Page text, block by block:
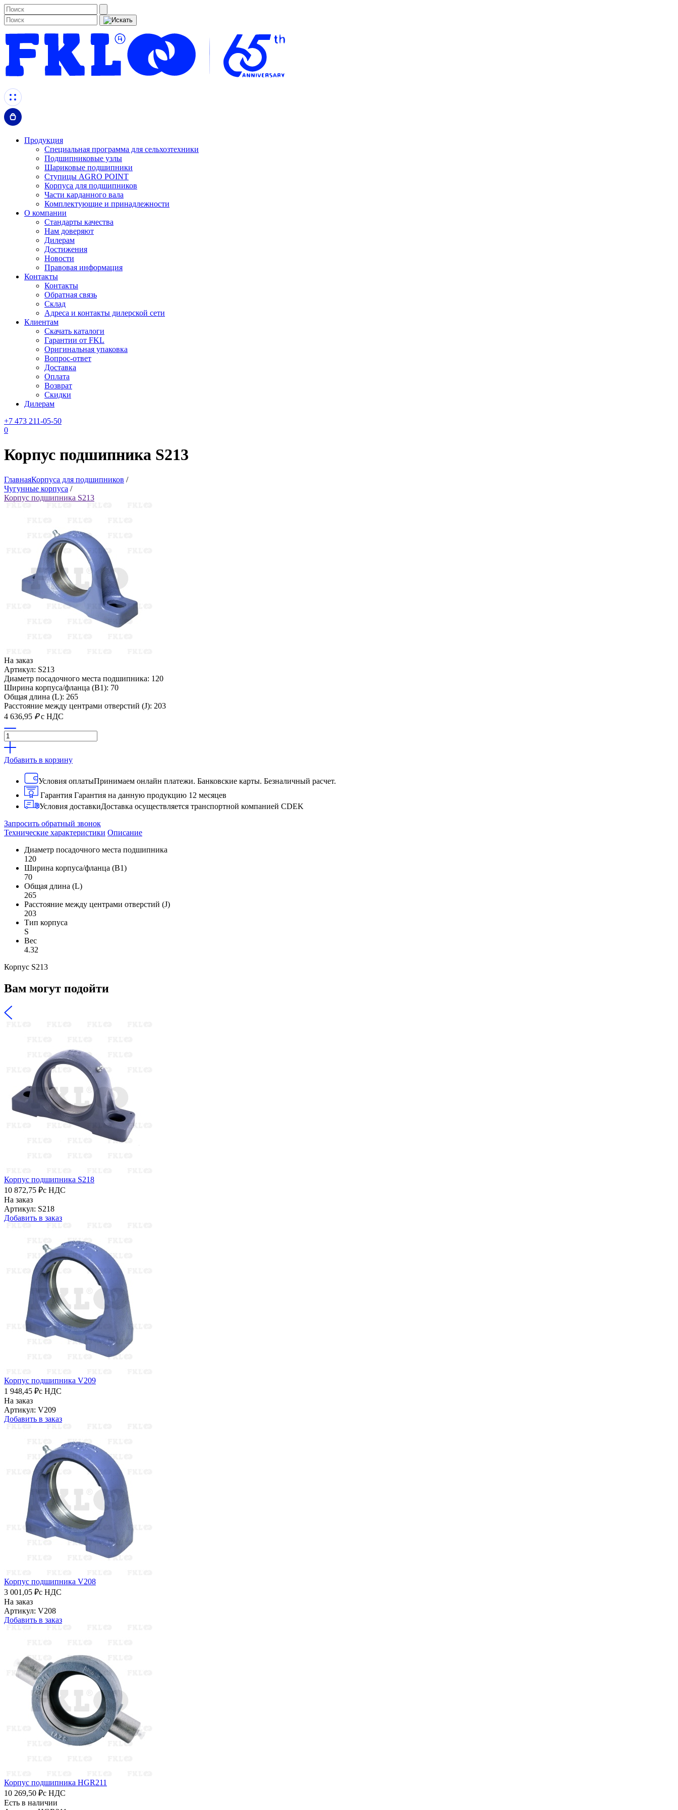
Продукция
Специальная программа для сельхозтехники
Подшипниковые узлы
Шариковые подшипники
Ступицы AGRO POINT
Корпуса для подшипников
Части карданного вала
Комплектующие и принадлежности
О компании
Стандарты качества
Нам доверяют
Дилерам
Достижения
Новости
Правовая информация
Контакты
Контакты
Обратная связь
Склад
Адреса и контакты дилерской сети
Клиентам
Скачать каталоги
Гарантии от FKL
Оригинальная упаковка
Вопрос-ответ
Доставка
Оплата
Возврат
Скидки
Дилерам
+7 473 211-05-50
0
Корпус подшипника S213
ГлавнаяКорпуса для подшипников /
Чугунные корпуса /
Корпус подшипника S213
На заказ
Артикул: S213
Диаметр посадочного места подшипника: 120
Ширина корпуса/фланца (B1): 70
Общая длина (L): 265
Расстояние между центрами отверстий (J): 203
4 636,95 ₽ с НДС
Добавить в корзину
Условия оплатыПринимаем онлайн платежи. Банковские карты. Безналичный расчет.
Гарантия Гарантия на данную продукцию 12 месяцев
Условия доставкиДоставка осуществляется транспортной компанией CDEK
Запросить обратный звонок
Технические характеристики Описание
Диаметр посадочного места подшипника
120
Ширина корпуса/фланца (B1)
70
Общая длина (L)
265
Расстояние между центрами отверстий (J)
203
Тип корпуса
S
Вес
4.32
Корпус S213
Вам могут подойти
Корпус подшипника S218
10 872,75 ₽с НДС
На заказ
Артикул: S218
Добавить в заказ
Корпус подшипника V209
1 948,45 ₽с НДС
На заказ
Артикул: V209
Добавить в заказ
Корпус подшипника V208
3 001,05 ₽с НДС
На заказ
Артикул: V208
Добавить в заказ
Корпус подшипника HGR211
10 269,50 ₽с НДС
Есть в наличии